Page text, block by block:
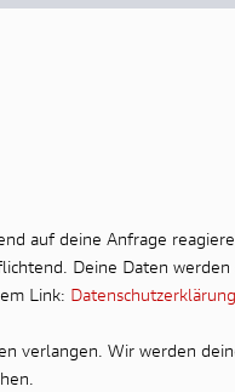
auf deine Anfrage
Deine Daten
Link: Datenschutzerklärung
verlangen. Wir werden